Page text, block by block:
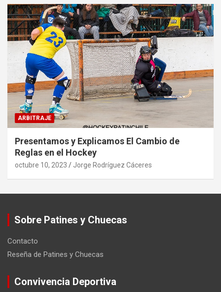
ARBITRAJE
Presentamos y Explicamos El Cambio de
Reglas en el Hockey
octubre 10, 2023 Jorge Rodríguez Cáceres
Sobre Patines y Chuecas
Contacto
Reseña de Patines y Chuecas
Convivencia Deportiva